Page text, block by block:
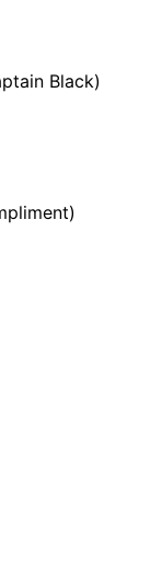
Black)